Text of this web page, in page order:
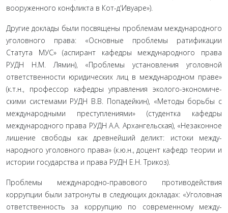
вооруженного конфликта в Кот-д'Ивуаре»).
Другие доклады были посвящены проблемам междуна­родного
уголовного права: «Основные проблемы ратифика­ции
Статута МУС» (аспирант кафедры международного пра­ва
РУДН Н.М. Лямин), «Проблемы установления уголовной
ответственности юридических лиц в международном праве»
(к.т.н., профессор кафедры управления эколого-экономиче-
скими системами РУДН В.В. Попадейкин), «Методы борьбы с
международными преступлениями» (студентка кафедры
международного права РУДН А.А. Архангельская), «Незакон­ное
лишение свободы как древнейший деликт: истоки между­
народного уголовного права» (к.ю.н., доцент кафедр теории и
истории государства и права РУДН Е.Н. Трикоз).
Проблемы международно-правового противодействия
коррупции были затронуты в следующих докладах: «Уголов­ная
ответственность за коррупцию по современному между­